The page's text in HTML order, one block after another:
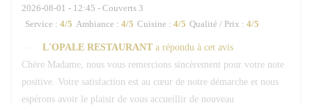
2026-08-01 - 12:45 - Couverts 3
Service : 4/5 Ambiance : 4/5 Cuisine : 4/5 Qualité / Prix : 4/5
L'OPALE RESTAURANT a répondu à cet avis
Chère Madame, nous vous remercions sincèrement pour votre note
positive. Votre satisfaction est au cœur de notre démarche et nous
espérons avoir le plaisir de vous accueillir de nouveau